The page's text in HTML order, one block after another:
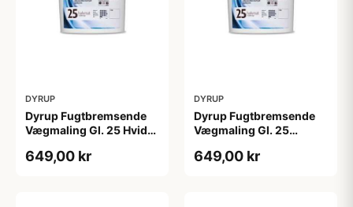
DYRUP
Dyrup Fugtbremsende
Vægmaling Gl. 25 Hvid
649,00 kr
DYRUP
Dyrup Fugtbremsende
Vægmaling Gl. 25
649,00 kr